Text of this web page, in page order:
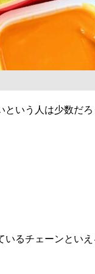
いう人は少数だ
るチェーンといえ